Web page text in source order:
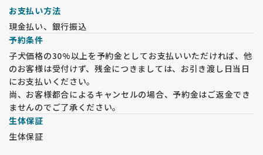
お支払い方法
現金払い、銀行振込
予約条件
子犬価格の30%以上を予約金としてお支払いいただければ、他
のお客様は受付けず、残金につきましては、お引き渡し日当日
にお支払いください。
尚、お客様都合によるキャンセルの場合、予約金はご返金でき
ませんのでご了承ください。
生体保証
生体保証